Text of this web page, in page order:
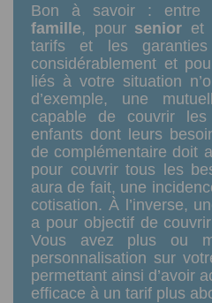
Bon à savoir : entre
famille, pour senior et
tarifs et les
considérablement et
liés à votre situation
d’exemple, une
capable de couvrir
enfants dont leurs
de complémentaire doit
pour couvrir tous les
aura de fait, une
cotisation. À l’inverse,
a pour objectif de
Vous avez plus ou
personnalisation sur
permettant ainsi d’avoir
efficace à un tarif plus